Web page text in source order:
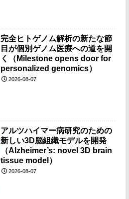
完全ヒトゲノム解析の新たな節
目が個別ゲノム医療への道を開
く（Milestone opens door for
personalized genomics）
2026-08-07
アルツハイマー病研究のための
新しい3D脳組織モデルを開発
（Alzheimer’s: novel 3D brain
tissue model）
2026-08-07